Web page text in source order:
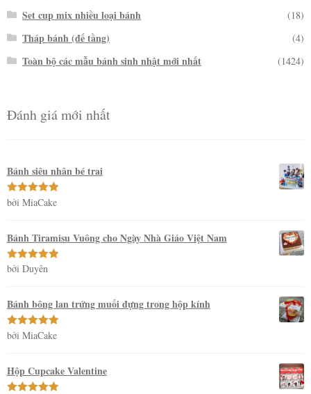
Set cup mix nhiều loại bánh (18)
Tháp bánh (đế tầng) (4)
Toàn bộ các mẫu bánh sinh nhật mới nhất (1424)
Đánh giá mới nhất
Bánh siêu nhân bé trai
Được xếp
bởi MiaCake
Bánh Tiramisu Vuông cho Ngày Nhà Giáo Việt Nam
Được xếp
sao
bởi Duyên
Bánh bông lan trứng muối đựng trong hộp kính
Được xếp
bởi MiaCake
Hộp Cupcake Valentine